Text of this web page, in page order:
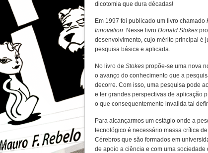
dicotomia que dura décadas!
Em 1997 foi publicado um livro chamado
Innovation. Nesse livro Donald Stokes
desenvolvimento, cujo mérito principal é
pesquisa básica e aplicada.
No livro de Stokes propõe-se uma nova
o avanço do conhecimento que a
decorre. Com isso, uma pesquisa pode
e ter grandes perspectivas de aplicação
o que consequentemente invalida tal
Para alcançarmos um estágio onde a
tecnológico é necessário massa crítica
Cérebros que são formados em
de apoio a ciência e com uma